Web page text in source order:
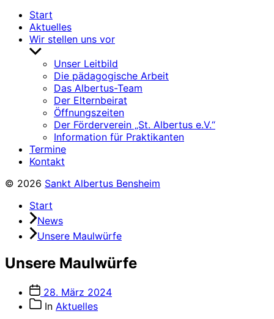
Start
Aktuelles
Wir stellen uns vor
Untermenü
anzeigenUnser Leitbild
Die pädagogische Arbeit
Das Albertus-Team
Der Elternbeirat
Öffnungszeiten
Der Förderverein „St. Albertus e.V.“
Information für Praktikanten
Termine
Kontakt
© 2026 Sankt Albertus Bensheim
Start
News
Unsere Maulwürfe
Unsere Maulwürfe
Veröffentlichungsdatum
28. März 2024
Beitragskategorien
In Aktuelles